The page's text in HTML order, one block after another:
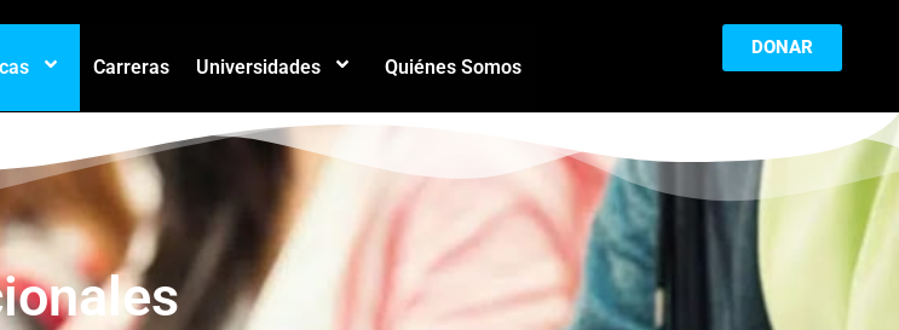
Carreras Universidades Quiénes Somos
DONAR